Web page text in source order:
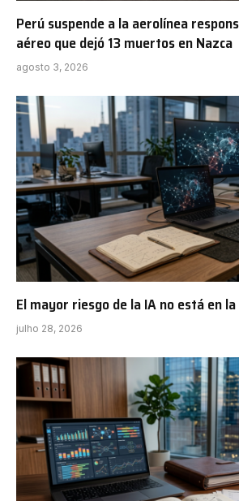
Perú suspende a la aerolínea
aéreo que dejó 13 muertos en Nazca
agosto 3, 2026
El mayor riesgo de la IA no está en
julho 28, 2026